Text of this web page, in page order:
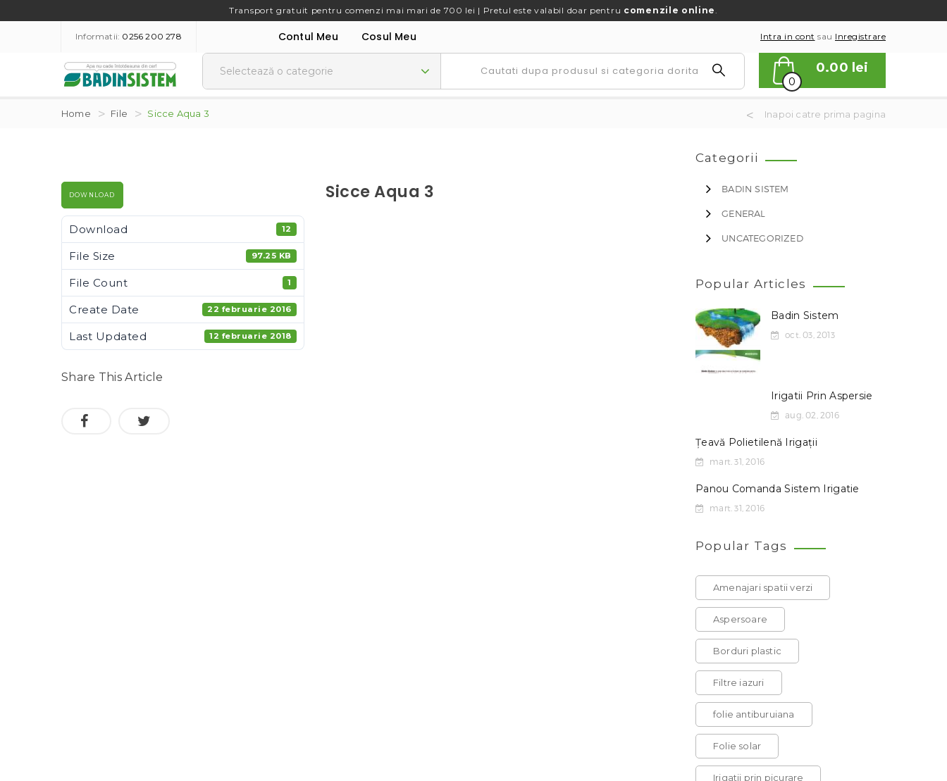
Transport gratuit pentru comenzi mai mari de 700 lei | Pretul este valabil doar pentru comenzile online.
Informatii: 0256 200 278 Contul Meu Cosul Meu Intra in cont sau Inregistrare
0
0.00 lei
Home File Sicce Aqua 3 Inapoi catre prima pagina
DOWNLOAD
Download 12
File Size 97.25 KB
File Count 1
Create Date 22 februarie 2016
Last Updated 12 februarie 2018
Sicce Aqua 3
Share This Article
Categorii
BADIN SISTEM
GENERAL
UNCATEGORIZED
Popular Articles
Badin Sistem
oct. 03, 2013
Irigatii Prin Aspersie
aug. 02, 2016
Țeavă Polietilenă Irigații
mart. 31, 2016
Panou Comanda Sistem Irigatie
mart. 31, 2016
Popular Tags
Amenajari spatii verzi
Aspersoare
Borduri plastic
Filtre iazuri
folie antiburuiana
Folie solar
Irigatii prin picurare